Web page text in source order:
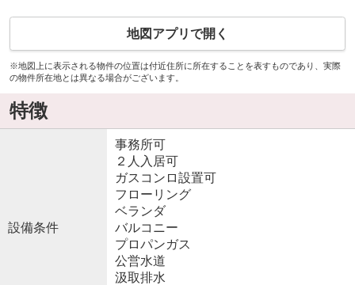
地図アプリで開く
※地図上に表示される物件の位置は付近住所に所在することを表すものであり、実際
の物件所在地とは異なる場合がございます。
特徴
設備条件
事務所可
２人入居可
ガスコンロ設置可
フローリング
ベランダ
バルコニー
プロパンガス
公営水道
汲取排水